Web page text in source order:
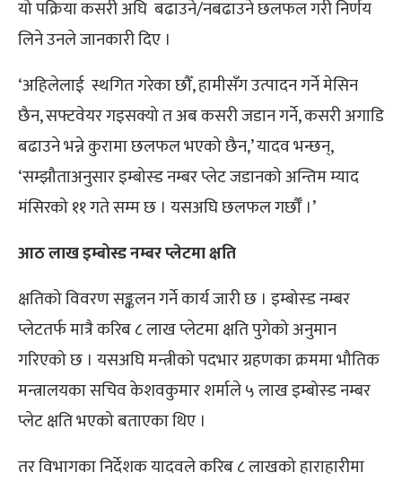
यो पक्रिया कसरी अघि बढाउने/नबढाउने छलफल गरी निर्णय
लिने उनले जानकारी दिए ।
‘अहिलेलाई स्थगित गरेका छौँ, हामीसँग उत्पादन गर्ने मेसिन
छैन, सफ्टवेयर गइसक्यो त अब कसरी जडान गर्ने, कसरी अगाडि
बढाउने भन्ने कुरामा छलफल भएको छैन,’ यादव भन्छन्,
‘सम्झौताअनुसार इम्बोस्ड नम्बर प्लेट जडानको अन्तिम म्याद
मंसिरको ११ गते सम्म छ । यसअघि छलफल गर्छौँ ।’
आठ लाख इम्बोस्ड नम्बर प्लेटमा क्षति
क्षतिको विवरण सङ्कलन गर्ने कार्य जारी छ । इम्बोस्ड नम्बर
प्लेटतर्फ मात्रै करिब ८ लाख प्लेटमा क्षति पुगेको अनुमान
गरिएको छ । यसअघि मन्त्रीको पदभार ग्रहणका क्रममा भौतिक
मन्त्रालयका सचिव केशवकुमार शर्माले ५ लाख इम्बोस्ड नम्बर
प्लेट क्षति भएको बताएका थिए ।
तर विभागका निर्देशक यादवले करिब ८ लाखको हाराहारीमा